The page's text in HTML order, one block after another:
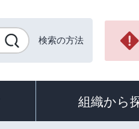
検索の方法
組織から